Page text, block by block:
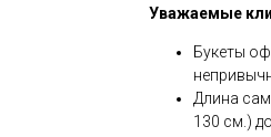
Уважаемые
Букеты
Длина
130 см.)